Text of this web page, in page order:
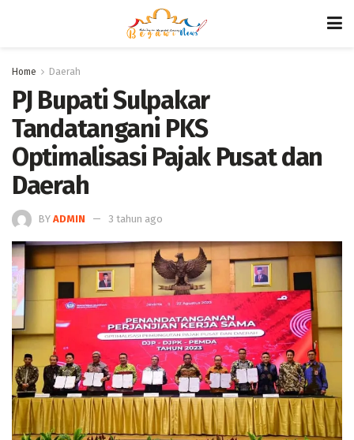
Home Daerah
PJ Bupati Sulpakar
Tandatangani PKS
Optimalisasi Pajak Pusat dan
Daerah
BY ADMIN 3 tahun ago